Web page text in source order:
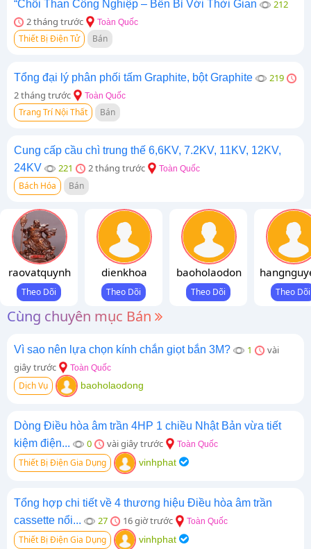
“Chổi Than Công Nghiệp – Bền Bỉ Với Thời Gian
212
2 tháng trước
Toàn Quốc
Thiết Bị Điện Tử Bán
Tổng đại lý phân phối tấm Graphite, bột Graphite
219
2 tháng trước
Toàn Quốc
Trang Trí Nội Thất Bán
Cung cấp cầu chì trung thế 6,6KV, 7.2KV, 11KV, 12KV,
24KV
221 2 tháng trước Toàn Quốc
Bách Hóa Bán
raovatquynh dienkhoa baoholaodon
Cùng chuyên mục Bán
Vì sao nên lựa chọn kính chắn giọt bắn 3M? 1
vài
giây trước
Toàn Quốc
Dịch Vụ baoholaodong
Dòng Điều hòa âm trần 4HP 1 chiều Nhật Bản vừa tiết
kiệm điện...
0 vài giây trước Toàn Quốc
Thiết Bị Điện Gia Dụng vinhphat
Tổng hợp chi tiết về 4 thương hiệu Điều hòa âm trần
cassette nổi...
27 16 giờ trước Toàn Quốc
Thiết Bị Điện Gia Dụng vinhphat